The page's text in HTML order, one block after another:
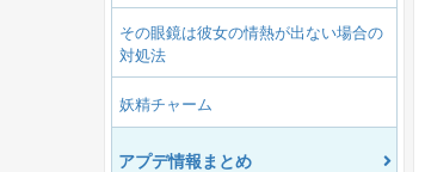
その眼鏡は彼女の情熱が出ない場合の
対処法
妖精チャーム
アプデ情報まとめ